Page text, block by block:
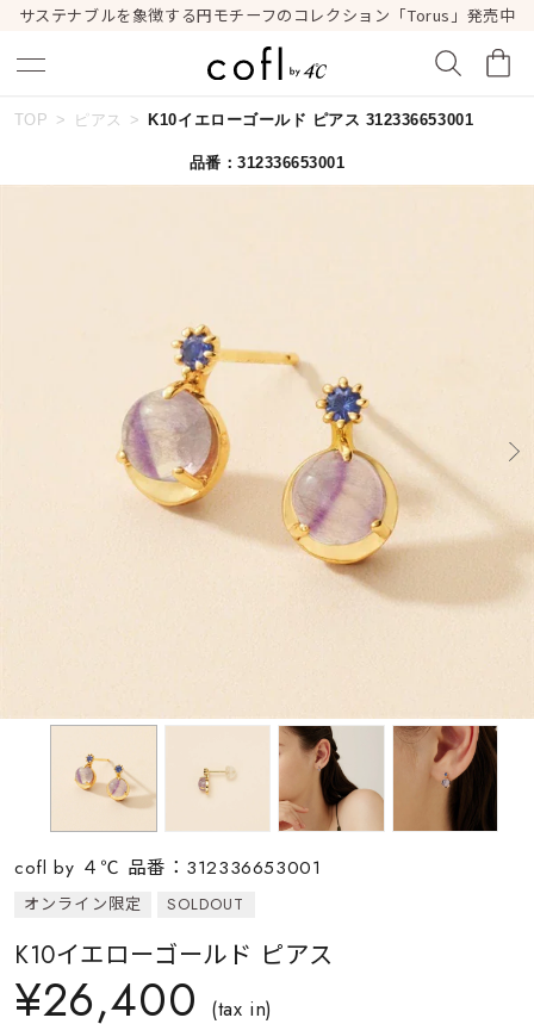
サステナブルを象徴する円モチーフのコレクション「Torus」発売中
キーワードで検索する
#ダイヤモンド ネックレス
cofl by ４℃
すべてのジュエリー
誕生石
石の色
ファッションテイス
ト
TOP ピアス K10イエローゴールド ピアス 312336653001
品番：312336653001
cofl by ４℃ 品番：312336653001
オンライン限定 SOLDOUT
K10イエローゴールド ピアス
¥26,400 (tax in)